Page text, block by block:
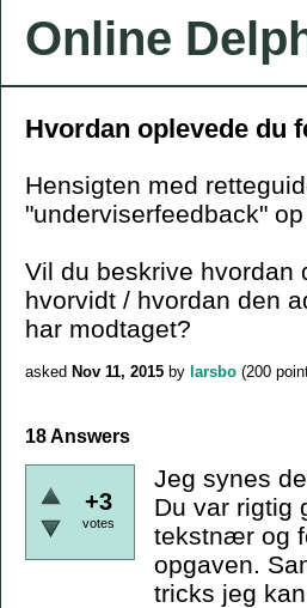
Online
Hvordan oplevede du
Hensigten med
"underviserfeedback"
Vil du beskrive hvordan
hvorvidt / hvordan den
har modtaget?
asked Nov 11, 2015 by larsbo (200
18 Answers
+3
votes
Jeg synes
Du var rigtig
tekstnær og
opgaven.
tricks jeg